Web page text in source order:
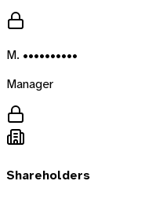
M. ••••••••••
Manager
Shareholders